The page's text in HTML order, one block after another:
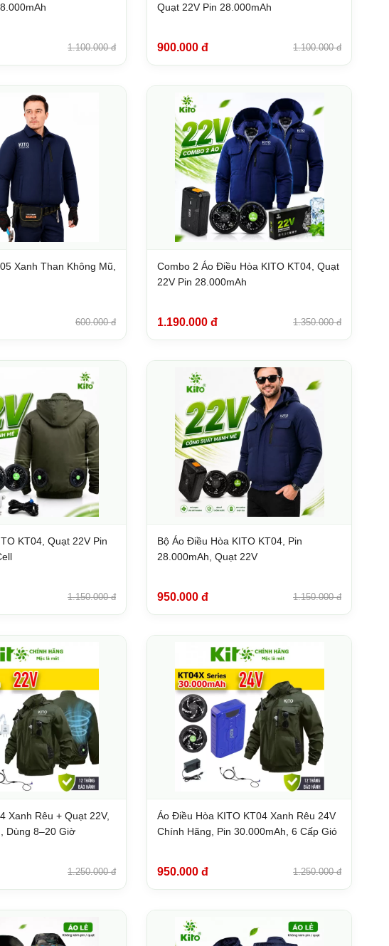
1.100.000 đ
Quạt 22V Pin 28.000mAh
900.000 đ 1.100.000 đ
Xanh Than Không Mũ,
600.000 đ
Combo 2 Áo Điều Hòa KITO KT04, Quạt
22V Pin 28.000mAh
1.190.000 đ 1.350.000 đ
KT04, Quạt 22V Pin
1.150.000 đ
Bộ Áo Điều Hòa KITO KT04, Pin
28.000mAh, Quạt 22V
950.000 đ 1.150.000 đ
Xanh Rêu + Quạt 22V,
Dùng 8–20 Giờ
1.250.000 đ
Áo Điều Hòa KITO KT04 Xanh Rêu 24V
Chính Hãng, Pin 30.000mAh, 6 Cấp Gió
950.000 đ 1.250.000 đ